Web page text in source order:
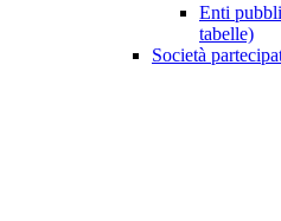
Enti
tabelle)
Società